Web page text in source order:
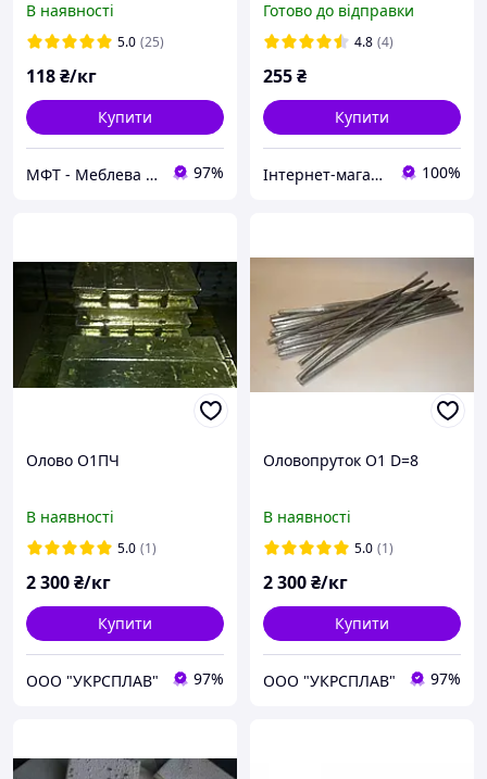
В наявності
5.0 (25)
118₴/кг
Купити
МФТ - Меблева фурнітура і текстиль 97%
Готово до відправки
4.8 (4)
255₴
Купити
Інтернет-магазин силіконових мастил “Mechanika” 100%
Олово О1ПЧ
В наявності
5.0 (1)
2 300₴/кг
Купити
OOO "УКРСПЛАВ" 97%
Оловопруток О1 D=8
В наявності
5.0 (1)
2 300₴/кг
Купити
OOO "УКРСПЛАВ" 97%